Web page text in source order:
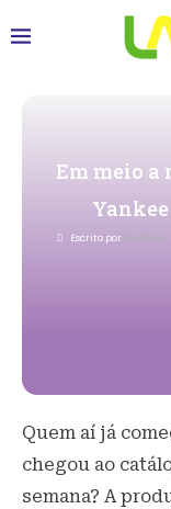
Em meio a
Escrito por Redacao
Quem aí já
chegou ao
semana? A